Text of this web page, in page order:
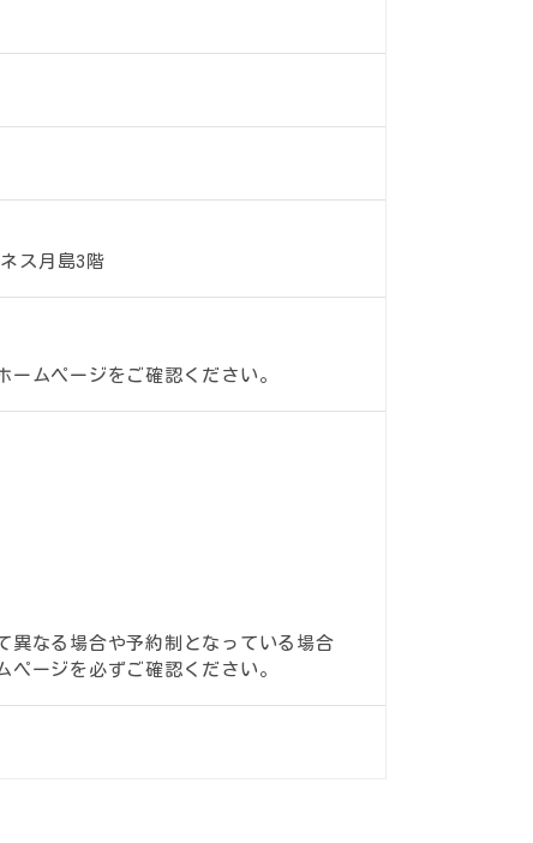
ス月島3階
ムページをご確認ください。
なる場合や予約制となっている場合
ージを必ずご確認ください。